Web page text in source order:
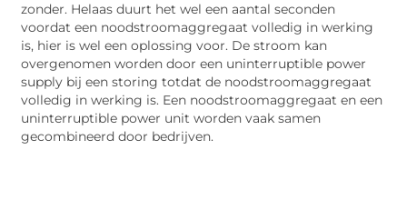
zonder. Helaas duurt het wel een aantal seconden
voordat een noodstroomaggregaat volledig in werking
is, hier is wel een oplossing voor. De stroom kan
overgenomen worden door een uninterruptible power
supply bij een storing totdat de noodstroomaggregaat
volledig in werking is. Een noodstroomaggregaat en een
uninterruptible power unit worden vaak samen
gecombineerd door bedrijven.